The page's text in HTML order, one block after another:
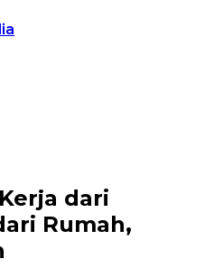
dari
Rumah,